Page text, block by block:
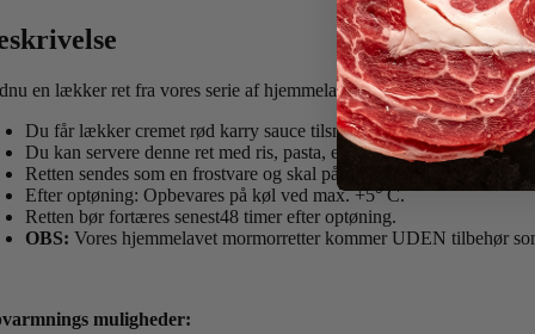
en lækker ret fra vores serie af hjemmelavede mormorretter.
Du får lækker cremet rød karry sauce tilsmagt med kokos, og møre
Du kan servere denne ret med ris, pasta, eller blot spise dem som
Retten sendes som en frostvare og skal på frost ved modtagelsen.
Efter optøning: Opbevares på køl ved max. +5° C.
Retten bør fortæres senest48 timer efter optøning.
OBS:Vores hjemmelavet mormorretter kommer UDEN tilbehør
muligheder: